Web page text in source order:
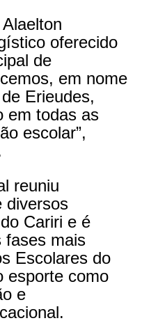
oferecido
de
em nome
Erieudes,
em todas as
escolar”,
reuniu
diversos
Cariri e é
fases mais
Escolares do
esporte como
e